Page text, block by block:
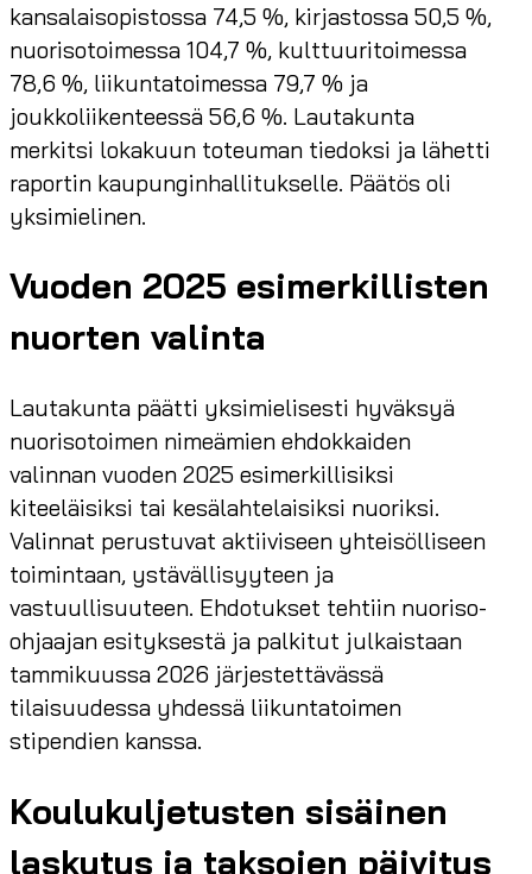
kansalaisopistossa 74,5 %, kirjastossa 50,5 %,
nuorisotoimessa 104,7 %, kulttuuritoimessa
78,6 %, liikuntatoimessa 79,7 % ja
joukkoliikenteessä 56,6 %. Lautakunta
merkitsi lokakuun toteuman tiedoksi ja lähetti
raportin kaupunginhallitukselle. Päätös oli
yksimielinen.
Vuoden 2025 esimerkillisten
nuorten valinta
Lautakunta päätti yksimielisesti hyväksyä
nuorisotoimen nimeämien ehdokkaiden
valinnan vuoden 2025 esimerkillisiksi
kiteeläisiksi tai kesälahtelaisiksi nuoriksi.
Valinnat perustuvat aktiiviseen yhteisölliseen
toimintaan, ystävällisyyteen ja
vastuullisuuteen. Ehdotukset tehtiin nuoriso-
ohjaajan esityksestä ja palkitut julkaistaan
tammikuussa 2026 järjestettävässä
tilaisuudessa yhdessä liikuntatoimen
stipendien kanssa.
Koulukuljetusten sisäinen
laskutus ja taksojen päivitys